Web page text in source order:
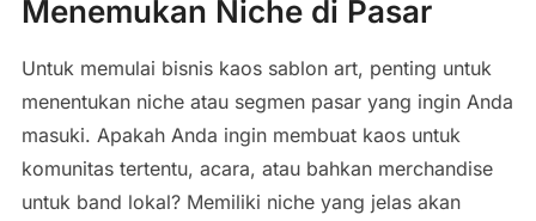
Menemukan Niche di Pasar
Untuk memulai bisnis kaos sablon art, penting untuk
menentukan niche atau segmen pasar yang ingin Anda
masuki. Apakah Anda ingin membuat kaos untuk
komunitas tertentu, acara, atau bahkan merchandise
untuk band lokal? Memiliki niche yang jelas akan